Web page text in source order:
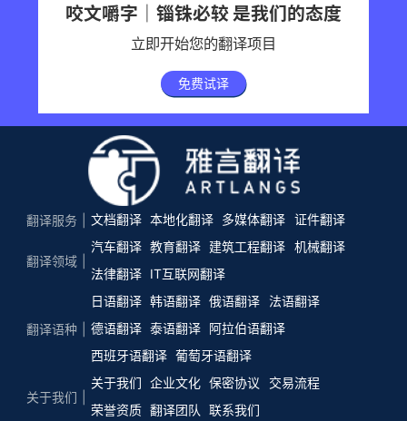
咬文嚼字｜锱铢必较 是我们的态度
立即开始您的翻译项目
免费试译
翻译服务 文档翻译 本地化翻译 多媒体翻译 证件翻译
翻译领域
汽车翻译 教育翻译 建筑工程翻译 机械翻译
法律翻译
IT互联网翻译
翻译语种
日语翻译 韩语翻译 俄语翻译
法语翻译
德语翻译 泰语翻译 阿拉伯语翻译
西班牙语翻译 葡萄牙语翻译
关于我们
关于我们 企业文化 保密协议
交易流程
荣誉资质 翻译团队 联系我们